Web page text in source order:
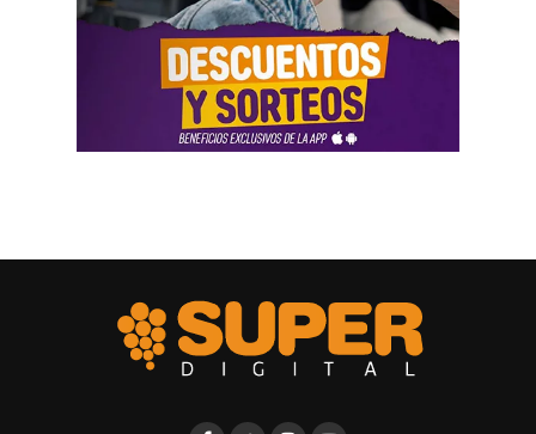
llevada adelante por funcionarios del gobierno, utilizando
la aplicación Mi Argentina o las carteleras de las
estaciones terminales. Usaron todos los recursos del
Estado. Me imputaron delitos penales, me hicieron saber
que perseguían a mi familia, a mi mujer y a mis hijas, y
tuve que presentar un habeas corpus preventivo».
sindicales como las que hicieron a los compañeros de La
Aeronáutico o las acciones judiciales contra 170
trabajadores del subte».